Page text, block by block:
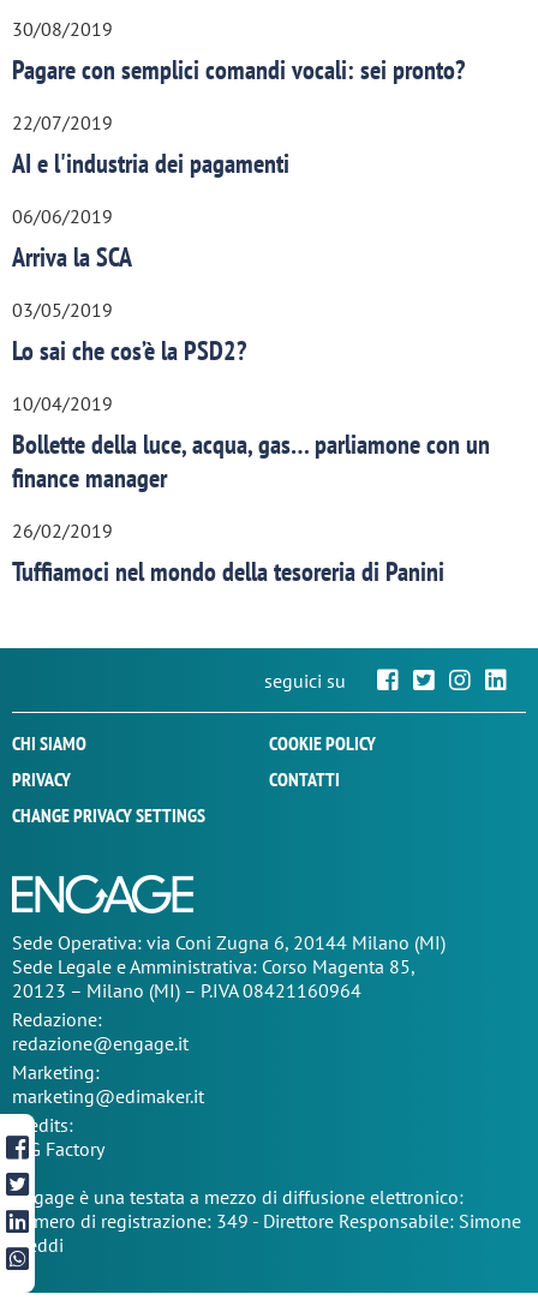
30/08/2019
Pagare con semplici comandi vocali: sei pronto?
22/07/2019
AI e l'industria dei pagamenti
06/06/2019
Arriva la SCA
03/05/2019
Lo sai che cos’è la PSD2?
10/04/2019
Bollette della luce, acqua, gas… parliamone con un
finance manager
26/02/2019
Tuffiamoci nel mondo della tesoreria di Panini
seguici su
CHI SIAMO
COOKIE POLICY
PRIVACY
CONTATTI
CHANGE PRIVACY SETTINGS
Sede Operativa: via Coni Zugna 6, 20144 Milano (MI)
Sede Legale e Amministrativa: Corso Magenta 85,
20123 – Milano (MI) – P.IVA 08421160964
Redazione:
redazione@engage.it
Marketing:
marketing@edimaker.it
Credits:
TIG Factory
Engage è una testata a mezzo di diffusione elettronico:
numero di registrazione: 349 - Direttore Responsabile: Simone
Freddi